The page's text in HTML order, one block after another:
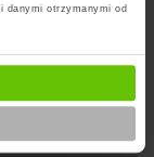
danymi otrzymanymi od